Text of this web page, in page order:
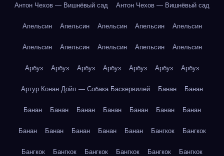
Антон Чехов — Вишнёвый сад Антон Чехов — Вишнёвый сад
Апельсин Апельсин Апельсин Апельсин Апельсин
Апельсин Апельсин Апельсин Апельсин Апельсин
Арбуз Арбуз Арбуз Арбуз Арбуз Арбуз Арбуз
Артур Конан Дойл — Собака Баскервилей Банан Банан
Банан Банан Банан Банан Банан Банан Банан
Банан Банан Банан Банан Банан Бангкок Бангкок
Бангкок Бангкок Бангкок Бангкок Бангкок Бангкок